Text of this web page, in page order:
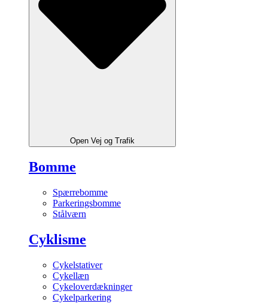
Open Vej og Trafik
Bomme
Spærrebomme
Parkeringsbomme
Stålværn
Cyklisme
Cykelstativer
Cykellæn
Cykeloverdækninger
Cykelparkering